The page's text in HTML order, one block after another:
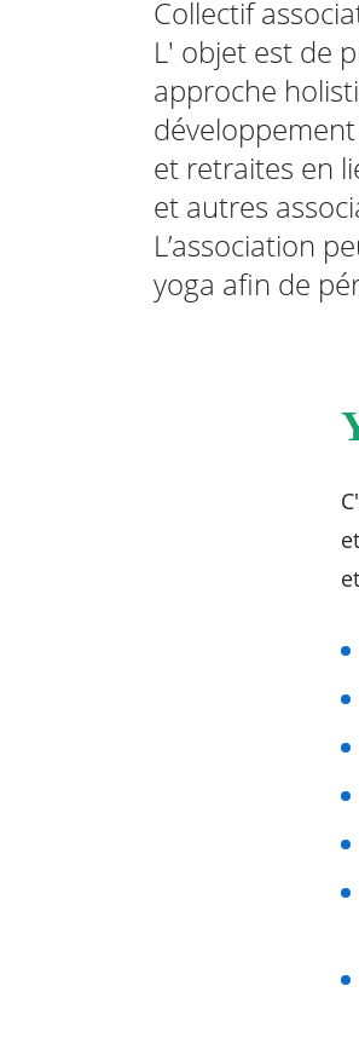
RECHERCHER ...
Collectif
L' objet est de
approche
et retraites en
et autres
L’association
yoga afin de